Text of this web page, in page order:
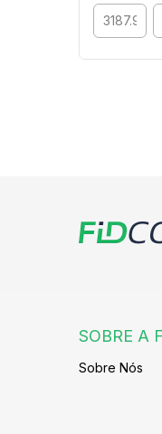
SOBRE A
Sobre Nós